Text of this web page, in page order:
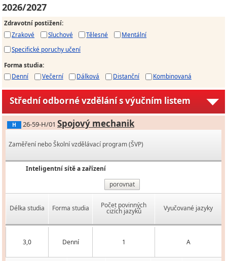
2026/2027
Zdravotní postižení:
Zrakové
Sluchové Tělesné
Mentální
Specifické poruchy učení
Forma studia:
Denní
Večerní Dálková Distanční Kombinovaná
Střední odborné vzdělání s výučním listem
H 26-59-H/01 Spojový mechanik
Zaměření nebo Školní vzdělávací program (ŠVP)
Inteligentní sítě a zařízení
porovnat
Délka studia Forma studia Počet povinných
cizích jazyků Vyučované jazyky
3,0 Denní 1 A